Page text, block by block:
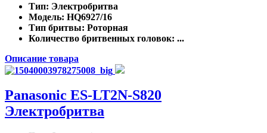
Тип: Электробритва
Модель: HQ6927/16
Тип бритвы: Роторная
Количество бритвенных головок: ...
Описание товара
Panasonic ES-LT2N-S820
Электробритва